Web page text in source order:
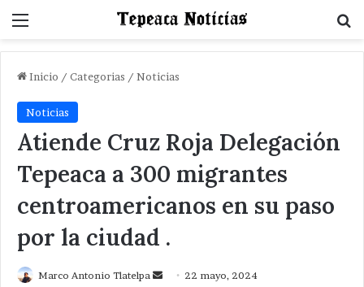
Menu
Inicio / Categorias / Noticias
Noticias
Atiende Cruz Roja Delegación
Tepeaca a 300 migrantes
centroamericanos en su paso
por la ciudad .
Marco Antonio Tlatelpa
Send 22 mayo, 2024